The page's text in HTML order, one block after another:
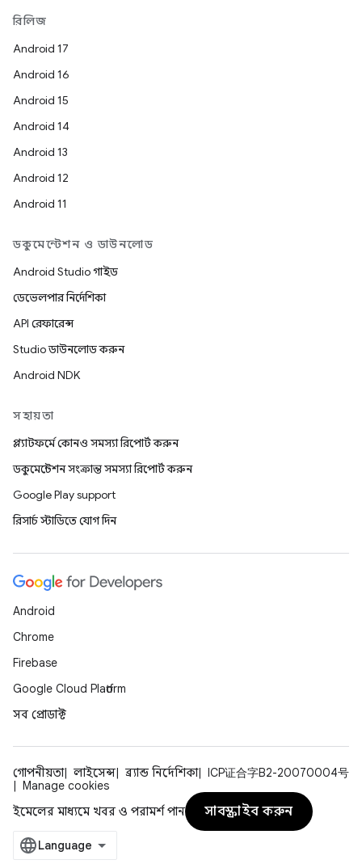
রিলিজ
Android 17
Android 16
Android 15
Android 14
Android 13
Android 12
Android 11
ডকুমেন্টেশন ও ডাউনলোড
Android Studio গাইড
ডেভেলপার নির্দেশিকা
API রেফারেন্স
Studio ডাউনলোড করুন
Android NDK
সহায়তা
প্ল্যাটফর্মে কোনও সমস্যা রিপোর্ট করুন
ডকুমেন্টেশন সংক্রান্ত সমস্যা রিপোর্ট করুন
Google Play support
রিসার্চ স্টাডিতে যোগ দিন
Android
Chrome
Firebase
Google Cloud Platform
সব প্রোডাক্ট
গোপনীয়তা লাইসেন্স ব্র্যান্ড নির্দেশিকা
ICP证合字B2-20070004号
Manage cookies
ইমেলের মাধ্যমে খবর ও পরামর্শ পান
সাবস্ক্রাইব করুন